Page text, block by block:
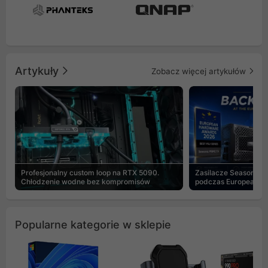
Artykuły Zobacz więcej artykułów
Profesjonalny custom loop na RTX 5090.
Chłodzenie wodne bez kompromisów
Zasilacze Seasonic
podczas European
Popularne kategorie w sklepie